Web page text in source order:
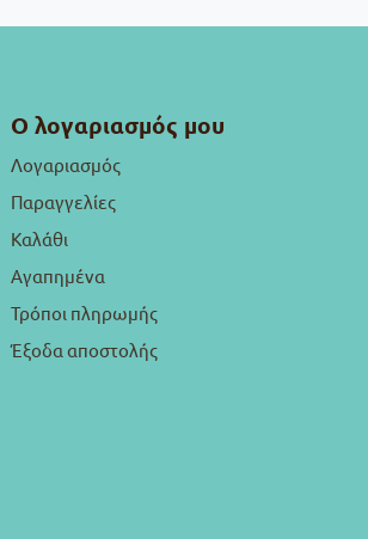
Ο λογαριασμός μου
Λογαριασμός
Παραγγελίες
Καλάθι
Αγαπημένα
Τρόποι πληρωμής
Έξοδα αποστολής